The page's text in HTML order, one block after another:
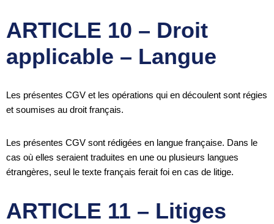
ARTICLE 10 – Droit
applicable – Langue
Les présentes CGV et les opérations qui en découlent sont régies
et soumises au droit français.
Les présentes CGV sont rédigées en langue française. Dans le
cas où elles seraient traduites en une ou plusieurs langues
étrangères, seul le texte français ferait foi en cas de litige.
ARTICLE 11 – Litiges